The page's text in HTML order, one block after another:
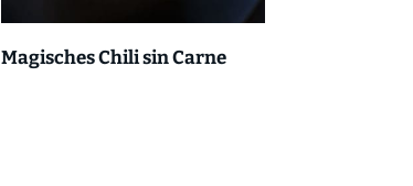
Magisches Chili sin Carne